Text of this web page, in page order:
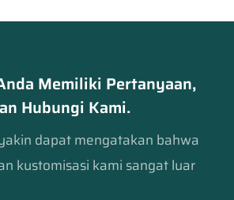
Memiliki Pertanyaan,
Hubungi Kami.
dapat mengatakan bahwa
kustomisasi kami sangat luar